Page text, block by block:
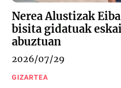
Nerea Alustizak
bisita gidatuak
abuztuan
2026/07/29
GIZARTEA